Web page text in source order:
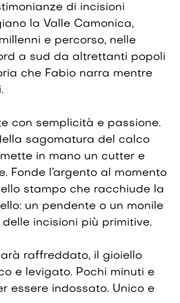
di incisioni
la Valle Camonica,
e percorso, nelle
a sud da altrettanti popoli
che Fabio narra mentre
con semplicità e passione.
sagomatura del calco
in mano un cutter e
Fonde l’argento al momento
stampo che racchiude la
un pendente o un monile
incisioni più primitive.
raffreddato, il gioiello
e levigato. Pochi minuti e
essere indossato. Unico e